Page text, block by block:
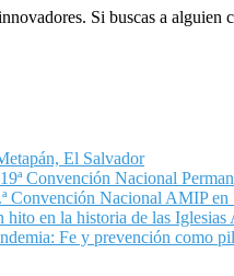
Si buscas a
El Salvador
Convención Nacional
Convención Nacional AMIP en
en la historia de las Iglesias
Fe y prevención como